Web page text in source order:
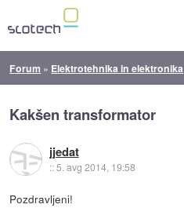
Forum » Elektrotehnika in elektronika
Kakšen transformator
jjedat
::5. avg 2014, 19:58
Pozdravljeni!